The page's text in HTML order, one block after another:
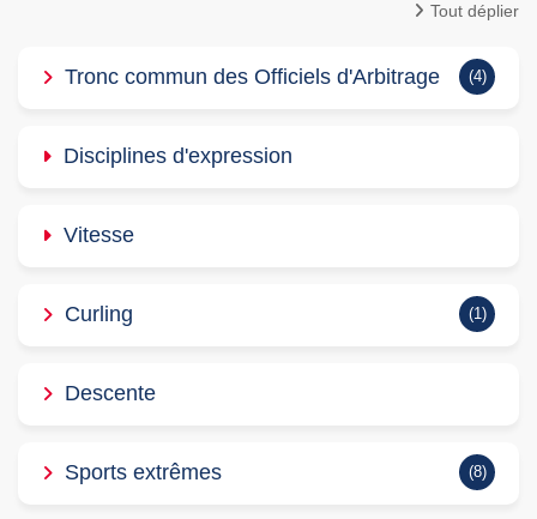
Tout déplier
Tronc commun des Officiels d'Arbitrage (4)
Disciplines d'expression
Vitesse
Curling (1)
Descente
Sports extrêmes (8)